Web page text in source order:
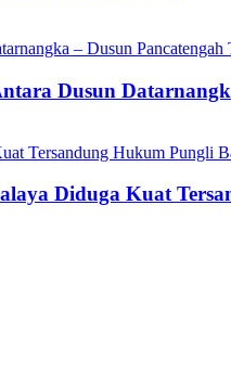
Dusun
Diduga Kuat